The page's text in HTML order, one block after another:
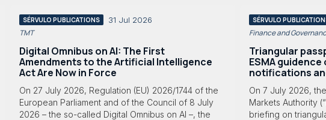
SÉRVULO PUBLICATIONS 31 Jul 2026
TMT
Digital Omnibus on AI: The First
Amendments to the Artificial Intelligence
Act Are Now in Force
On 27 July 2026, Regulation (EU) 2026/1744 of the
European Parliament and of the Council of 8 July
2026 – the so-called Digital Omnibus on AI –, the
SÉRVULO
Finance and
Triangular
ESMA
notifications
On 7 July 2026,
Markets Authority
briefing on